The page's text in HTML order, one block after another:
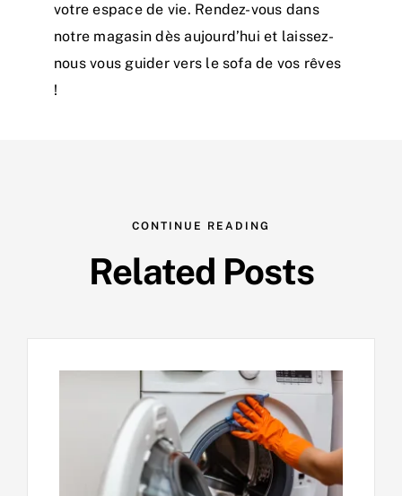
votre espace de vie. Rendez-vous dans
notre magasin dès aujourd’hui et laissez-
nous vous guider vers le sofa de vos rêves
!
CONTINUE READING
Related Posts